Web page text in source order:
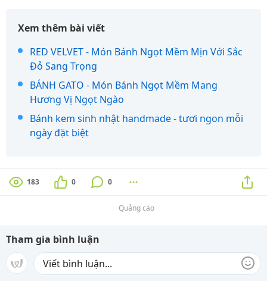
Xem thêm bài viết
RED VELVET - Món Bánh Ngọt Mềm Mịn Với Sắc
Đỏ Sang Trọng
BÁNH GATO - Món Bánh Ngọt Mềm Mang
Hương Vị Ngọt Ngào
Bánh kem sinh nhật handmade - tươi ngon mỗi
ngày đặt biệt
183 0 0
Quảng cáo
Tham gia bình luận